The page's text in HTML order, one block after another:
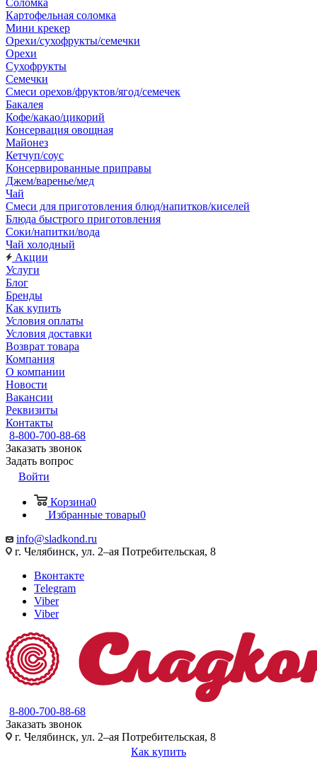
Соломка
Картофельная соломка
Мини крекер
Орехи/сухофрукты/семечки
Орехи
Сухофрукты
Семечки
Смеси орехов/фруктов/ягод/семечек
Бакалея
Кофе/какао/цикорий
Консервация овощная
Майонез
Кетчуп/соус
Консервированные приправы
Джем/варенье/мед
Чай
Смеси для приготовления блюд/напитков/киселей
Блюда быстрого приготовления
Соки/напитки/вода
Чай холодный
Акции
Услуги
Блог
Бренды
Как купить
Условия оплаты
Условия доставки
Возврат товара
Компания
О компании
Новости
Вакансии
Реквизиты
Контакты
8-800-700-88-68
Заказать звонок
Задать вопрос
Войти
Корзина0
Избранные товары0
info@sladkond.ru
г. Челябинск, ул. 2–ая Потребительская, 8
Вконтакте
Telegram
Viber
Viber
8-800-700-88-68
Заказать звонок
г. Челябинск, ул. 2–ая Потребительская, 8
Как купить